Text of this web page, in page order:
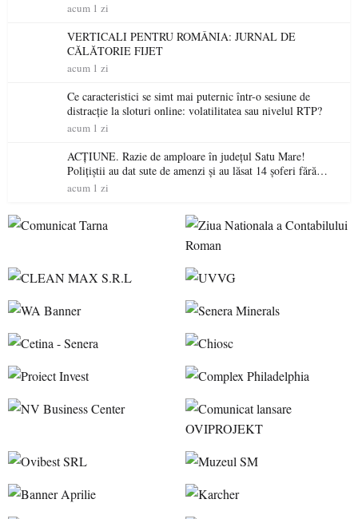
acum 1 zi
VERTICALI PENTRU ROMÂNIA: JURNAL DE
CĂLĂTORIE FIJET
acum 1 zi
Ce caracteristici se simt mai puternic într-o sesiune de
distracție la sloturi online: volatilitatea sau nivelul RTP?
acum 1 zi
ACȚIUNE. Razie de amploare în județul Satu Mare!
Polițiștii au dat sute de amenzi și au lăsat 14 șoferi fără
permis într-o singură zi
acum 1 zi